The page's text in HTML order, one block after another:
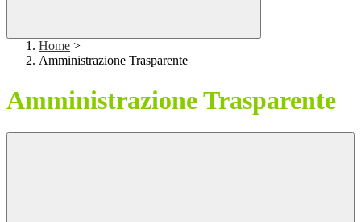
Home >
Amministrazione Trasparente
Amministrazione Trasparente